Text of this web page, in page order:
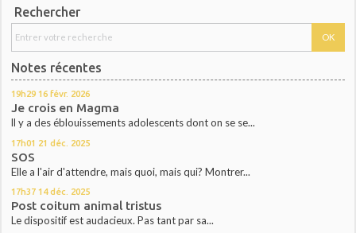
Rechercher
Notes récentes
19h29 16 févr. 2026
Je crois en Magma
ll y a des éblouissements adolescents dont on se se...
17h01 21 déc. 2025
SOS
Elle a l'air d'attendre, mais quoi, mais qui? Montrer...
17h37 14 déc. 2025
Post coitum animal tristus
Le dispositif est audacieux. Pas tant par sa...